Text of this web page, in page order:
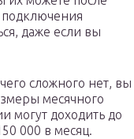
даже если вы
сложного нет, вы
месячного
могут доходить до
000 в месяц.